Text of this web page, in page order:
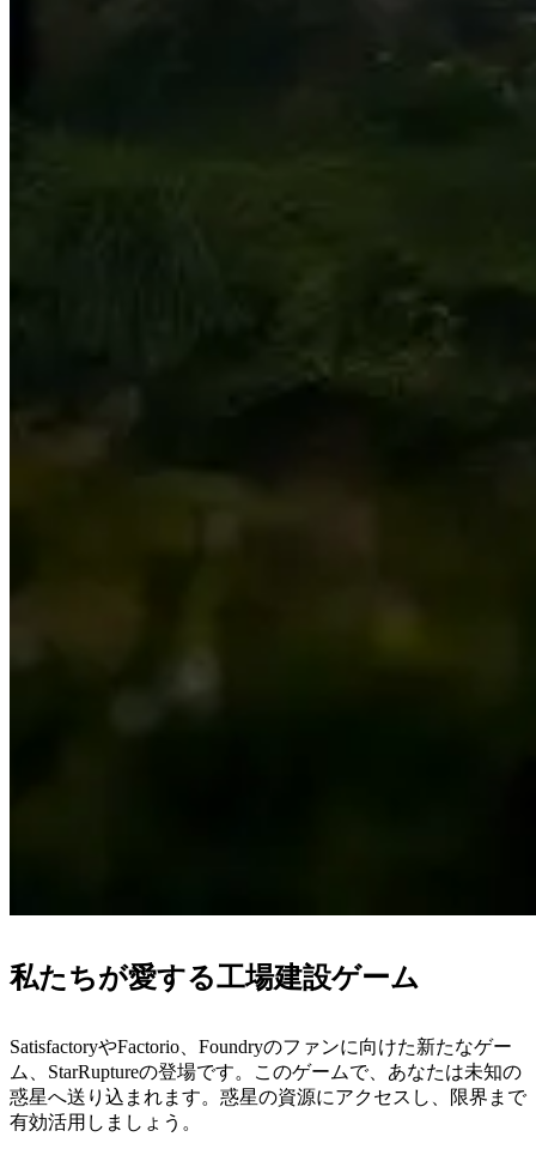
私たちが愛する工場建設ゲーム
SatisfactoryやFactorio、Foundryのファンに向けた新たなゲー
ム、StarRuptureの登場です。このゲームで、あなたは未知の
惑星へ送り込まれます。惑星の資源にアクセスし、限界まで
有効活用しましょう。